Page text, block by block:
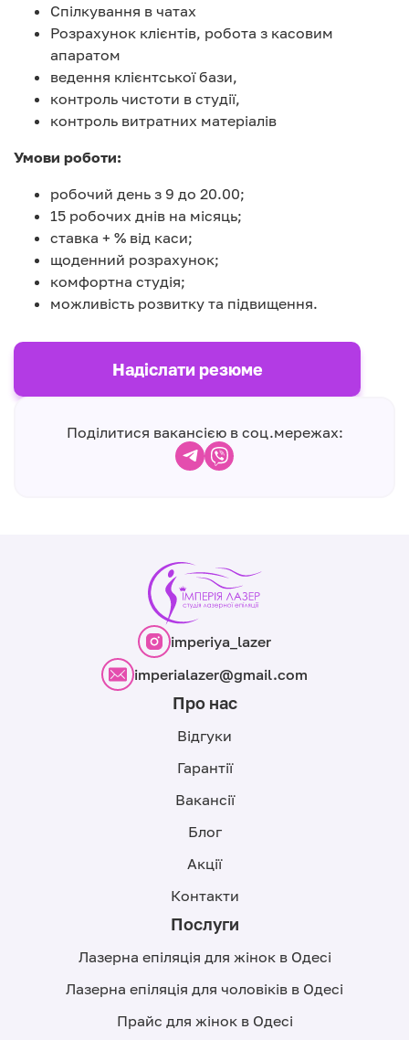
Спілкування в чатах
Розрахунок клієнтів, робота з касовим
апаратом
ведення клієнтської бази,
контроль чистоти в студії,
контроль витратних матеріалів
Умови роботи:
робочий день з 9 до 20.00;
15 робочих днів на місяць;
ставка + % від каси;
щоденний розрахунок;
комфортна студія;
можливість розвитку та підвищення.
Надіслати резюме
Поділитися вакансією в соц.мережах:
imperiya_lazer
imperialazer@gmail.com
Про нас
Відгуки
Гарантії
Вакансії
Блог
Акції
Контакти
Послуги
Лазерна епіляція для жінок в Одесі
Лазерна епіляція для чоловіків в Одесі
Прайс для жінок в Одесі